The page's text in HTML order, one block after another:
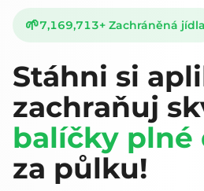
🌱7,169,713+ Zachráněná jídla
Stáhni si
zachraňuj
balíčky plné
za půlku!